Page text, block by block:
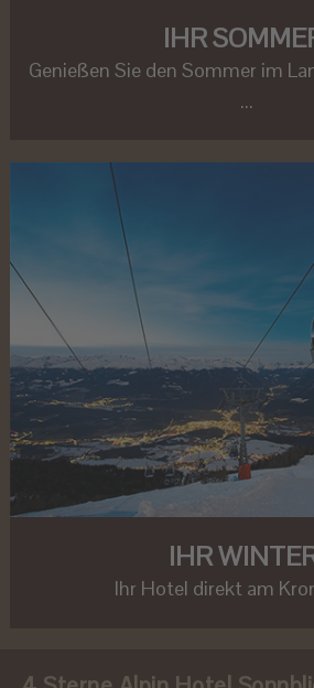
IHR
Genießen Sie den Sommer im
...
IHR
Ihr Hotel direkt am